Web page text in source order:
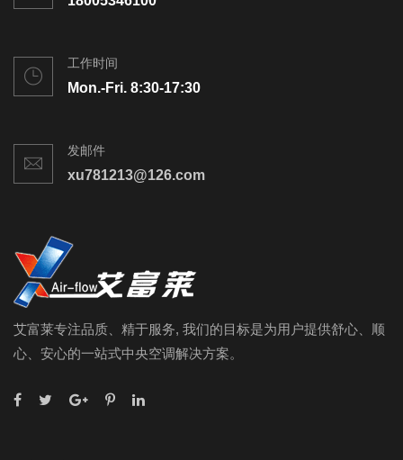
工作时间
Mon.-Fri. 8:30-17:30
发邮件
xu781213@126.com
艾富莱专注品质、精于服务, 我们的目标是为用户提供舒心、顺
心、安心的一站式中央空调解决方案。